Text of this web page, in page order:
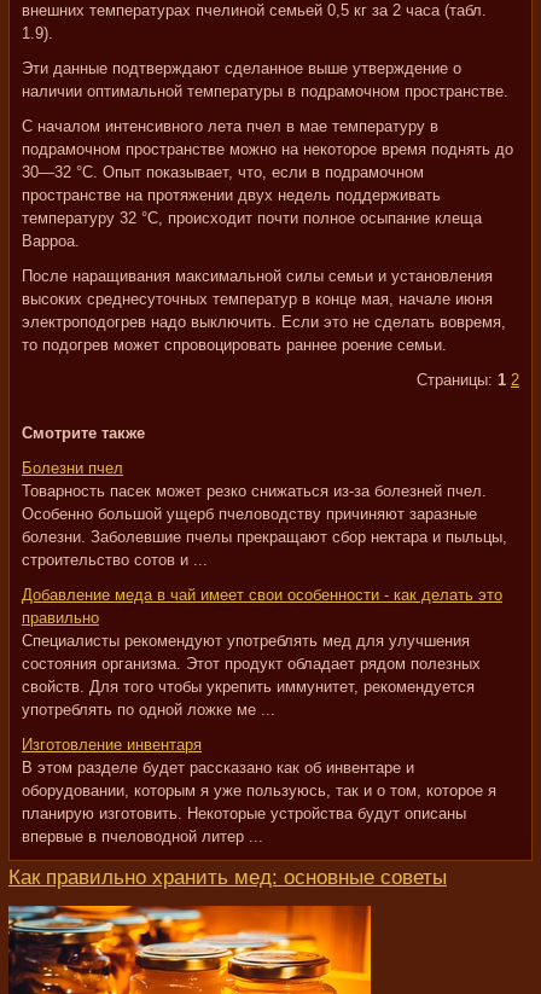
внешних температурах пчелиной семьей 0,5 кг за 2 часа (табл.
1.9).
Эти данные подтверждают сделанное выше утверждение о
наличии оптимальной температуры в подрамочном пространстве.
С началом интенсивного лета пчел в мае температуру в
подрамочном пространстве можно на некоторое время поднять до
30—32 °С. Опыт показывает, что, если в подрамочном
пространстве на протяжении двух недель поддерживать
температуру 32 °С, происходит почти полное осыпание клеща
Варроа.
После наращивания максимальной силы семьи и установления
высоких среднесуточных температур в конце мая, начале июня
электроподогрев надо выключить. Если это не сделать вовремя,
то подогрев может спровоцировать раннее роение семьи.
Страницы: 1 2
Смотрите также
Болезни пчел
Товарность пасек может резко снижаться из-за болезней пчел.
Особенно большой ущерб пчеловодству причиняют заразные
болезни. Заболевшие пчелы прекращают сбор нектара и пыльцы,
строительство сотов и ...
Добавление меда в чай имеет свои особенности - как делать это
правильно
Специалисты рекомендуют употреблять мед для улучшения
состояния организма. Этот продукт обладает рядом полезных
свойств. Для того чтобы укрепить иммунитет, рекомендуется
употреблять по одной ложке ме ...
Изготовление инвентаря
В этом разделе будет рассказано как об инвентаре и
оборудовании, которым я уже пользуюсь, так и о том, которое я
планирую изготовить. Некоторые устройства будут описаны
впервые в пчеловодной литер ...
Как правильно хранить мед: основные советы